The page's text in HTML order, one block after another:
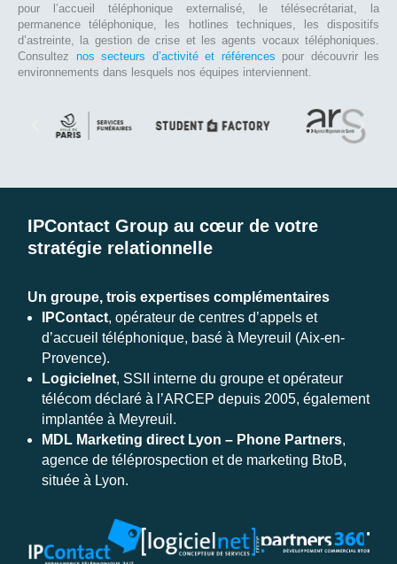
pour l’accueil téléphonique externalisé, le télésecrétariat, la
permanence téléphonique, les hotlines techniques, les dispositifs
d’astreinte, la gestion de crise et les agents vocaux téléphoniques.
Consultez nos secteurs d’activité et références pour découvrir les
environnements dans lesquels nos équipes interviennent.
IPContact Group au cœur de votre
stratégie relationnelle
Un groupe, trois expertises complémentaires
IPContact, opérateur de centres d’appels et
d’accueil téléphonique, basé à Meyreuil (Aix-en-
Provence).
Logicielnet, SSII interne du groupe et opérateur
télécom déclaré à l’ARCEP depuis 2005, également
implantée à Meyreuil.
MDL Marketing direct Lyon – Phone Partners,
agence de téléprospection et de marketing BtoB,
située à Lyon.